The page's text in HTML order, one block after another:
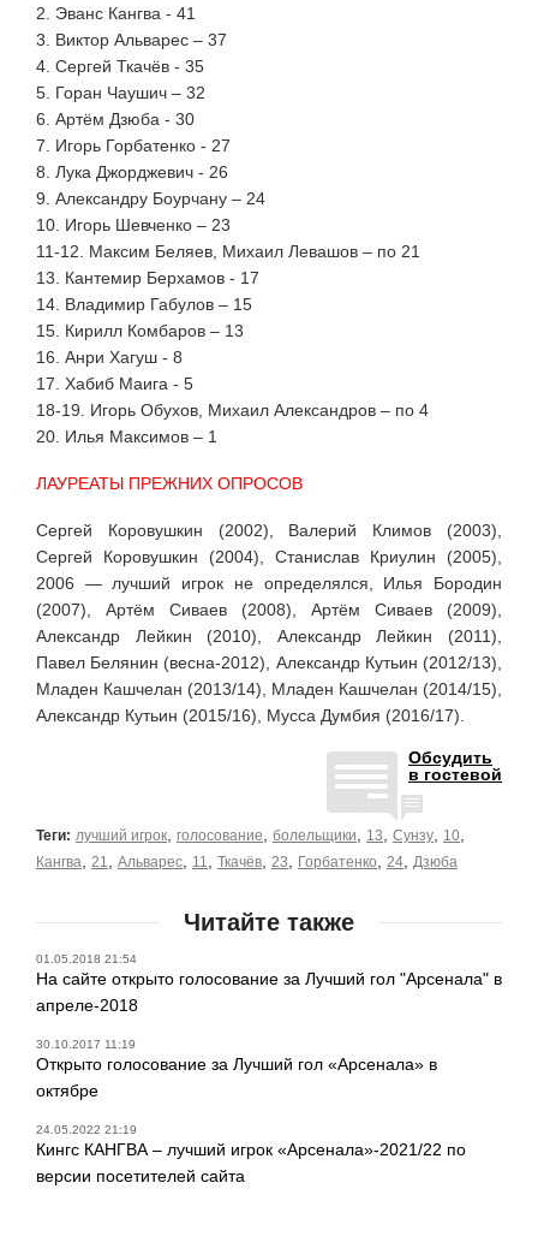
2. Эванс Кангва - 41
3. Виктор Альварес – 37
4. Сергей Ткачёв - 35
5. Горан Чаушич – 32
6. Артём Дзюба - 30
7. Игорь Горбатенко - 27
8. Лука Джорджевич - 26
9. Александру Боурчану – 24
10. Игорь Шевченко – 23
11-12. Максим Беляев, Михаил Левашов – по 21
13. Кантемир Берхамов - 17
14. Владимир Габулов – 15
15. Кирилл Комбаров – 13
16. Анри Хагуш - 8
17. Хабиб Маига - 5
18-19. Игорь Обухов, Михаил Александров – по 4
20. Илья Максимов – 1
ЛАУРЕАТЫ ПРЕЖНИХ ОПРОСОВ
Сергей Коровушкин (2002), Валерий Климов (2003),
Сергей Коровушкин (2004), Станислав Криулин (2005),
2006 — лучший игрок не определялся, Илья Бородин
(2007), Артём Сиваев (2008), Артём Сиваев (2009),
Александр Лейкин (2010), Александр Лейкин (2011),
Павел Белянин (весна-2012), Александр Кутьин (2012/13),
Младен Кашчелан (2013/14), Младен Кашчелан (2014/15),
Александр Кутьин (2015/16), Мусса Думбия (2016/17).
Обсудить
в гостевой
Теги: лучший игрок голосование болельщики 13 Сунзу 10
Кангва 21 Альварес 11 Ткачёв 23 Горбатенко 24 Дзюба
Читайте также
01.05.2018 21:54
На сайте открыто голосование за Лучший гол "Арсенала" в
апреле-2018
30.10.2017 11:19
Открыто голосование за Лучший гол «Арсенала» в
октябре
24.05.2022 21:19
Кингс КАНГВА – лучший игрок «Арсенала»-2021/22 по
версии посетителей сайта